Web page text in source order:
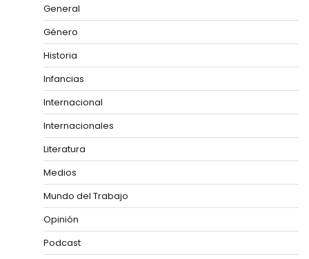
General
Género
Historia
Infancias
Internacional
Internacionales
Literatura
Medios
Mundo del Trabajo
Opinión
Podcast